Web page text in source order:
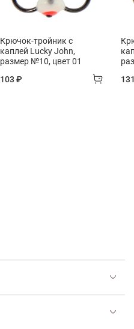
Крючок-тройник с
каплей Lucky John,
размер №10, цвет 01
103 ₽